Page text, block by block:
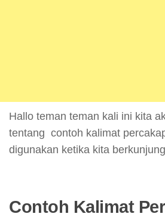
Hallo teman teman kali ini kita
tentang contoh kalimat
digunakan ketika kita
Contoh Kalimat